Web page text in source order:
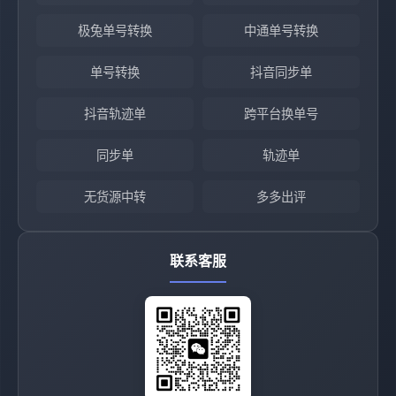
极兔单号转换 中通单号转换
单号转换 抖音同步单
抖音轨迹单 跨平台换单号
同步单 轨迹单
无货源中转 多多出评
联系客服